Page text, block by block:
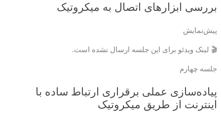
بررسی ابزارهای اتصال به میکروتیک
پیش‌نمایش
🎬 لینک ویدئو برای این جلسه ارسال نشده است.
جلسه چهارم
پیاده‌سازی عملی برقراری ارتباط ساده با
اینترنت از طریق میکروتیک